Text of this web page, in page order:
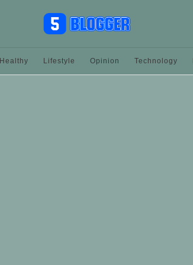
Healthy Lifestyle Opinion Technology